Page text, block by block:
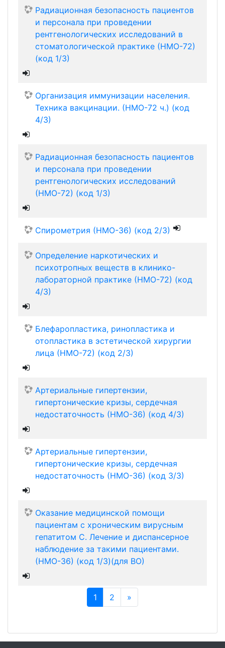
Радиационная безопасность пациентов
и персонала при проведении
рентгенологических исследований в
стоматологической практике (НМО-72)
(код 1/3)
Организация иммунизации населения.
Техника вакцинации. (НМО-72 ч.) (код
4/3)
Радиационная безопасность пациентов
и персонала при проведении
рентгенологических исследований
(НМО-72) (код 1/3)
Спирометрия (НМО-36) (код 2/3)
Определение наркотических и
психотропных веществ в клинико-
лабораторной практике (НМО-72) (код
4/3)
Блефаропластика, ринопластика и
отопластика в эстетической хирургии
лица (НМО-72) (код 2/3)
Артериальные гипертензии,
гипертонические кризы, сердечная
недостаточность (НМО-36) (код 4/3)
Артериальные гипертензии,
гипертонические кризы, сердечная
недостаточность (НМО-36) (код 3/3)
Оказание медицинской помощи
пациентам с хроническим вирусным
гепатитом С. Лечение и диспансерное
наблюдение за такими пациентами.
(НМО-36) (код 1/3)(для ВО)
1 (текущая)
2 »